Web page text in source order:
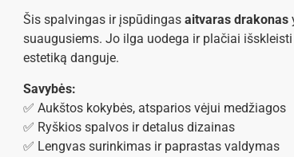
Šis spalvingas ir įspūdingas aitvaras drakonas
suaugusiems. Jo ilga uodega ir plačiai
estetiką danguje.
Savybės:
✅ Aukštos kokybės, atsparios vėjui medžiagos
✅ Ryškios spalvos ir detalus dizainas
✅ Lengvas surinkimas ir paprastas valdymas